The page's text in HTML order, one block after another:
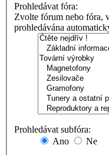
Prohledávat fóra:
Zvolte fórum nebo fóra,
prohledávána
Prohledávat subfóra:
Ano
Ne